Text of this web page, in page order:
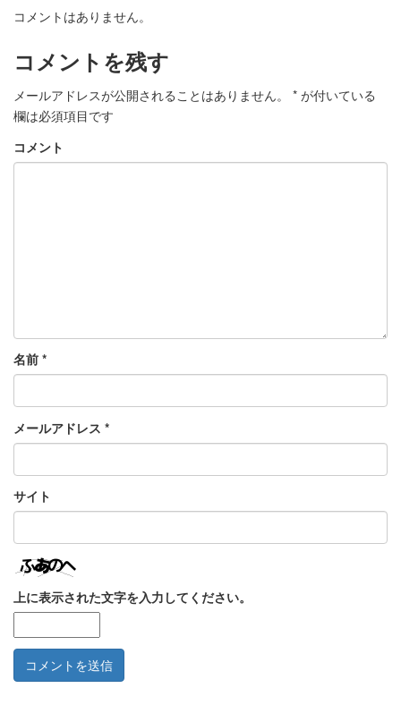
コメントはありません。
コメントを残す
メールアドレスが公開されることはありません。 * が付いている
欄は必須項目です
コメント
名前 *
メールアドレス *
サイト
上に表示された文字を入力してください。